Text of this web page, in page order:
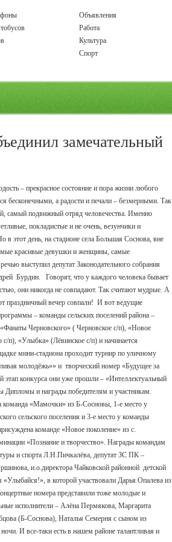
Объявления
Работа
Культура
Спорт
замечательный
– прекрасное состояние и пора жизни любого
бесконечными, а радости и печали – безмерными. Так
самый подвижный отряд человечества. Именно
покладистые и не очень, везунчики и
этот день, на стадионе села Большая Соснова, вне
красивые девушки и женщины, самые
выступил депутат Законодательного собрания
Бурдин. Говорят, что у каждого человека бывает
они никогда не совпадают. Так считают мудрые. А
праздничный вечер совпали! И вот ведущие
– команды сельских поселений района –
Черновского» ( Черновское с/п), «Новое
п), «Улыбка» (Лёвинское с/п) и начинается
мини-стадиона проходит турнир по уличному
молодёжь»» и творческий номер «Будущее за
конкурса они уже прошли – «Интеллектуальный
Дипломы и награды победителям и участникам.
команда «Мамочки» из Б-Сосновы, 1-е место у
сельского поселения и 3-е место у команды
команде «Новое поколение» из с.
«Познание и творчество». Награды командам
и спорта Л.Н.Пичкалёва, депутат ЗС ПК –
и.о.директора Чайковской районной детской
в которой участвовали Дарья Опалева из
номера представили тоже молодые и
исполнители – Алёна Пермякова, Маргарита
(Б-Соснова), Наталья Семерня с сыном из
И все-таки есть в нашем районе талантливая и